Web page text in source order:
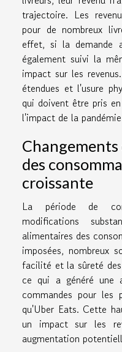
trajectoire. Les
pour de nombreux
effet, si la demande
également suivi la
impact sur les
étendues et l'usure
qui doivent être pris
l'impact de la
Changements
des
croissante
La période de
modifications
alimentaires des
imposées, nombreux
facilité et la sûreté
ce qui a généré une
commandes pour les
qu'Uber Eats. Cette
un impact sur les
augmentation